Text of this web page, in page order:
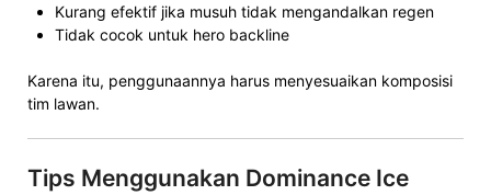
Kurang efektif jika musuh tidak mengandalkan regen
Tidak cocok untuk hero backline
Karena itu, penggunaannya harus menyesuaikan komposisi
tim lawan.
Tips Menggunakan Dominance Ice